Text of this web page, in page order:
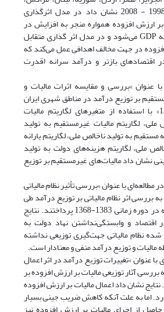
ترکیه) در دوره زمانی 1998 - 2008 نشان داد در مدل اثرگذاری
ارزش افزوده همواره منجر به افزایش در
نسبت درآمدهای دولت به GDP می‌شود و در مدل اثر گذاری متقابل
در جهت مخالف اهدافی عمل می‌کند که
اقتصادهای بازتر و درآمد سرانه (قدرت
با عنوان »بررسی و مقایسه اثرات مالیات و
بر توزیع درآمد در مناطق شهری ایران
طی سال‌های 1385-1357» با استفاده از متغیرهای لگاریتم مالیات
لگاریتم مالیات غیرمستقیم به تولید
مستقیم به تولید ناخالص ملی، لگاریتم یارانه
ملی، لگاریتم هزینه‌های دولت به تولید
نشان داد مالیات‌های غیرمستقیم بر توزیع
و ثاقب‌فر (2008) در مطالعه‌ای با عنوان »بررسی تأثیر نظام مالیاتی
بررسی اثر نظام مالیاتی بر توزیع درآمد طی
برنامه اول تا سوم توسعه در دوره زمانی 1383-1368 پرداختند. نتایج
و وابستگی‌نداشتن نهاد دولت به
نظام مالیاتی جهت‌گیری توزیعی نداشته
مالیات و توزیع درآمد منفی و معنادار است.
مطالعه‌ای با عنوان »تغییرات توزیع درآمد در اثر اعمال
بررسی آثار توزیعی مالیات بر ارزش افزوده بر
نشان داد اعمال مالیات بر ارزش افزوده
اما به علت آنکه کاهش ضریب جینی بسیار